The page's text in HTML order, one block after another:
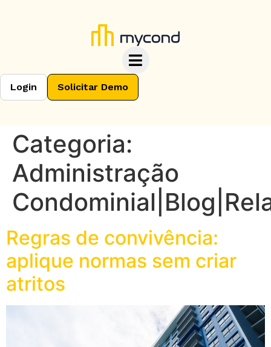
Login Solicitar Demo
Categoria:
Administração
Regras de convivência:
aplique normas sem criar
atritos